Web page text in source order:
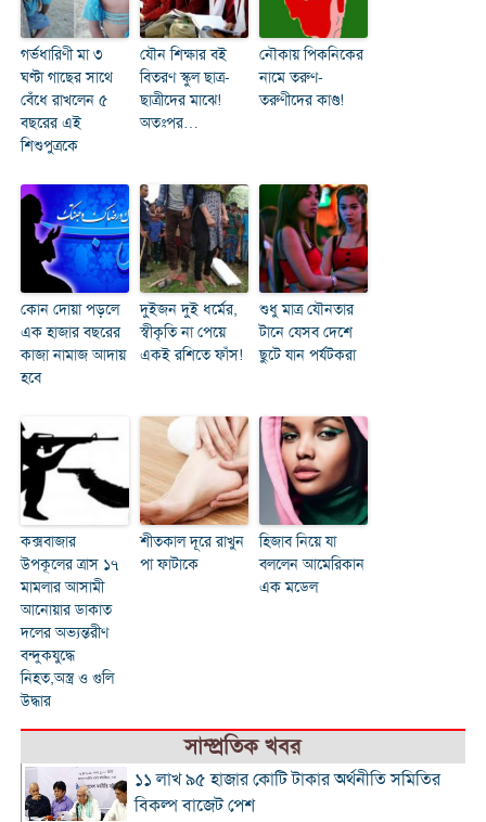
গর্ভধারিণী মা ৩
ঘণ্টা গাছের সাথে
বেঁধে রাখলেন ৫
বছরের এই
শিশুপুত্রকে
যৌন শিক্ষার বই
বিতরণ স্কুল ছাত্র-
ছাত্রীদের মাঝে!
অতঃপর…
নৌকায় পিকনিকের
নামে তরুণ-
তরুণীদের কাণ্ড!
কোন দোয়া পড়লে
এক হাজার বছরের
কাজা নামাজ আদায়
হবে
দুইজন দুই ধর্মের,
স্বীকৃতি না পেয়ে
একই রশিতে ফাঁস!
শুধু মাত্র যৌনতার
টানে যেসব দেশে
ছুটে যান পর্যটকরা
কক্সবাজার
উপকূলের ত্রাস ১৭
মামলার আসামী
আনোয়ার ডাকাত
দলের অভ্যন্তরীণ
বন্দুকযুদ্ধে
নিহত,অস্ত্র ও গুলি
উদ্ধার
শীতকাল দূরে রাখুন
পা ফাটাকে
হিজাব নিয়ে যা
বললেন আমেরিকান
এক মডেল
সাম্প্রতিক খবর
১১ লাখ ৯৫ হাজার কোটি টাকার অর্থনীতি সমিতির
বিকল্প বাজেট পেশ